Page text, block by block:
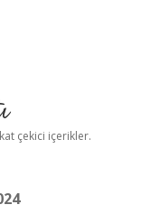
çekici içerikler.